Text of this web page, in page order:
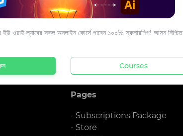
Pages
- Subscriptions Package
- Store
ওয়াই ল্যাবের সকল অনলাইন কোর্সে পাবেন ১০০% স্কলারশিপ! আসন নিশ্চিত
Courses